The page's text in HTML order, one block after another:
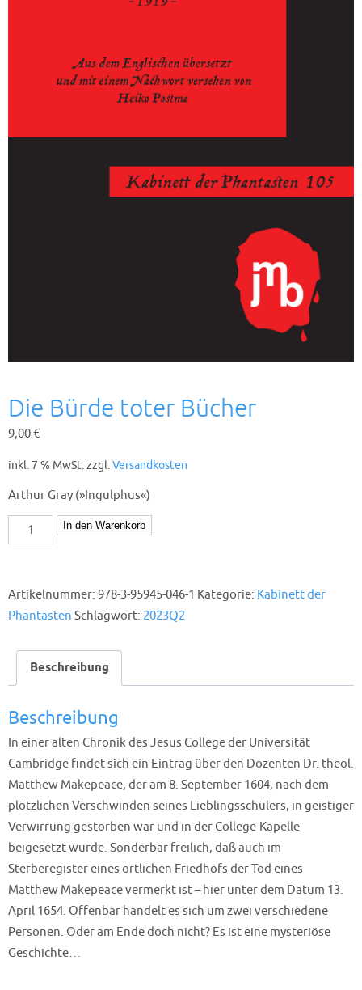
Die Bürde toter Bücher
9,00€
inkl. 7 % MwSt.zzgl.Versandkosten
Arthur Gray (»Ingulphus«)
Bürde
Bücher
Menge
In den Warenkorb
Artikelnummer: 978-3-95945-046-1 Kategorie: Kabinett der
Phantasten Schlagwort: 2023Q2
Beschreibung
Beschreibung
In einer alten Chronik des Jesus College der Universität
Cambridge findet sich ein Eintrag über den Dozenten Dr. theol.
Matthew Makepeace, der am 8. September 1604, nach dem
plötzlichen Verschwinden seines Lieblingsschülers, in geistiger
Verwirrung gestorben war und in der College-Kapelle
beigesetzt wurde. Sonderbar freilich, daß auch im
Sterberegister eines örtlichen Friedhofs der Tod eines
Matthew Makepeace vermerkt ist – hier unter dem Datum 13.
April 1654. Offenbar handelt es sich um zwei verschiedene
Personen. Oder am Ende doch nicht? Es ist eine mysteriöse
Geschichte…